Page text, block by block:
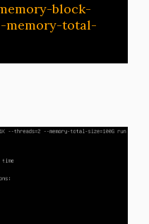
block-
memory-total-